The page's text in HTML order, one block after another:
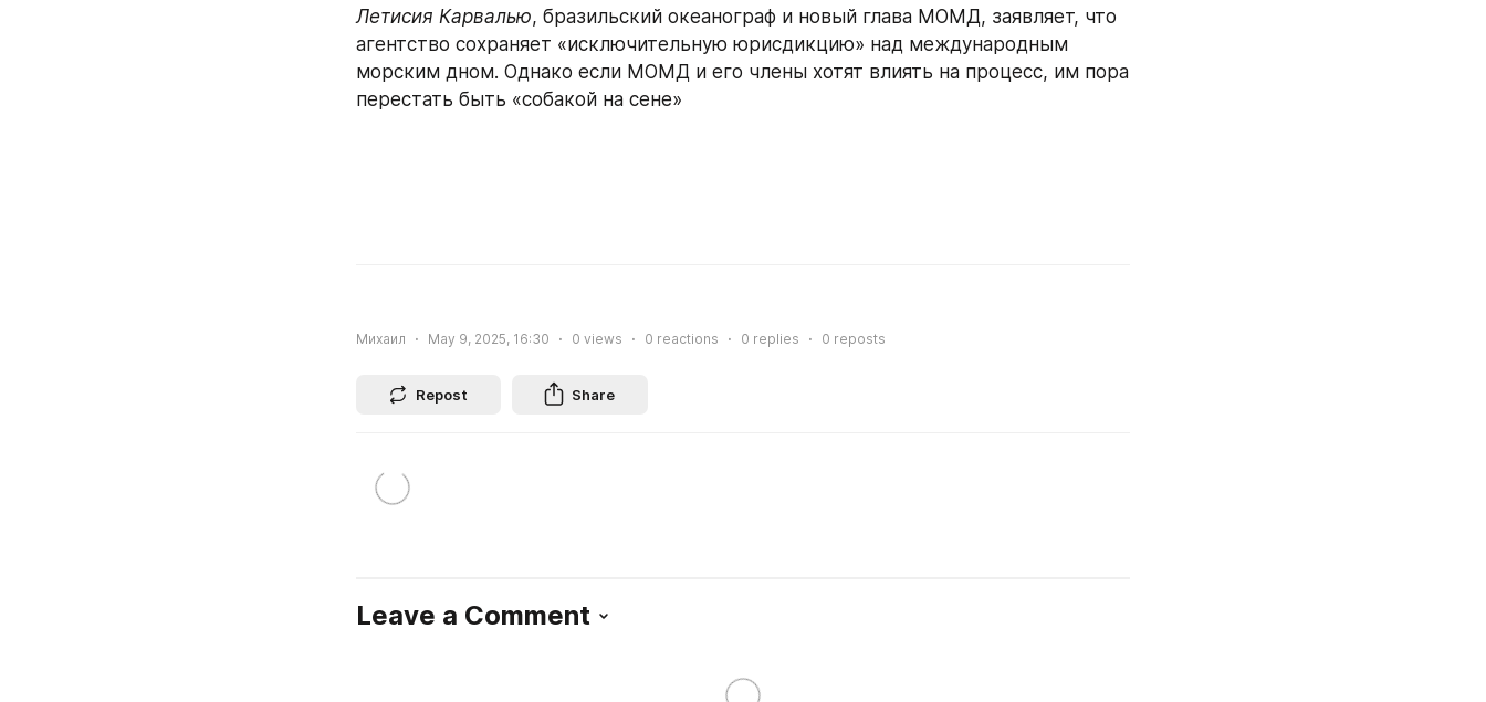
Летисия Карвалью, бразильский океанограф и новый глава МОМД, заявляет, что
агентство сохраняет «исключительную юрисдикцию» над международным
морским дном. Однако если МОМД и его члены хотят влиять на процесс, им пора
перестать быть «собакой на сене»
Михаил May 9, 2025, 16:30 0 views 0 reactions 0 replies 0 reposts
Repost Share
Leave a Comment